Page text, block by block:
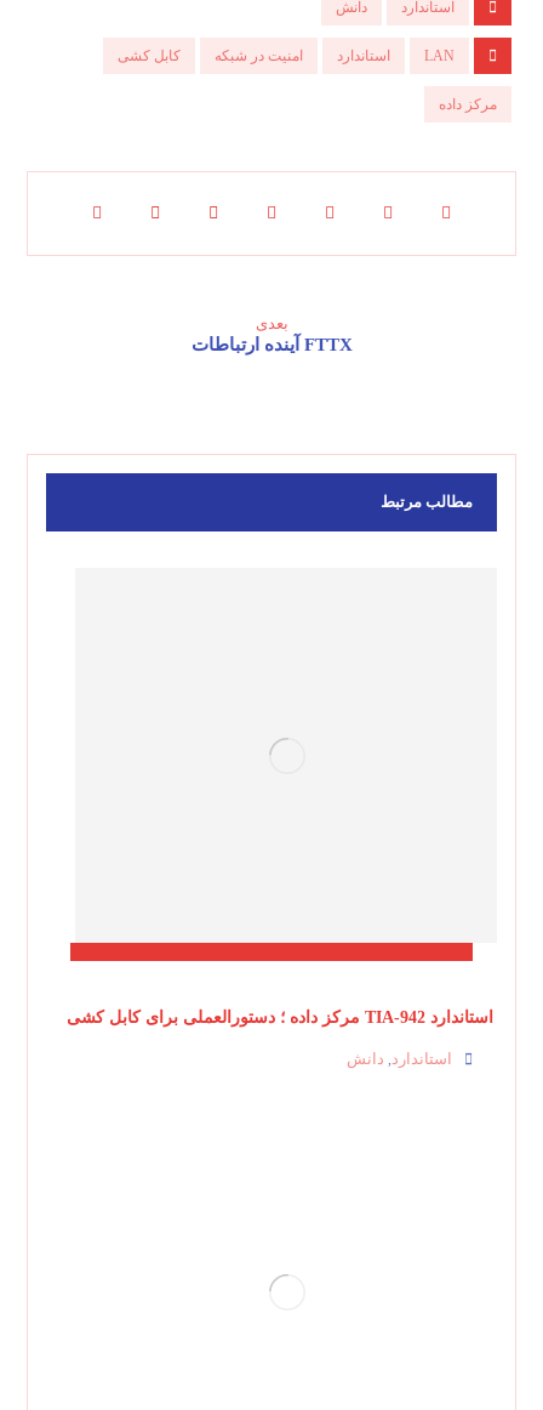
استاندارد دانش
LAN استاندارد امنیت در شبکه کابل کشی
مرکز داده
بعدی
FTTX آینده ارتباطات
مطالب مرتبط
استاندارد TIA-942 مرکز داده ؛ دستورالعملی برای کابل کشی
استاندارد دانش